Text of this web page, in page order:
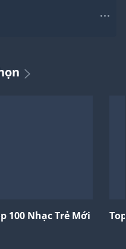
100 Nhạc Trẻ Mới